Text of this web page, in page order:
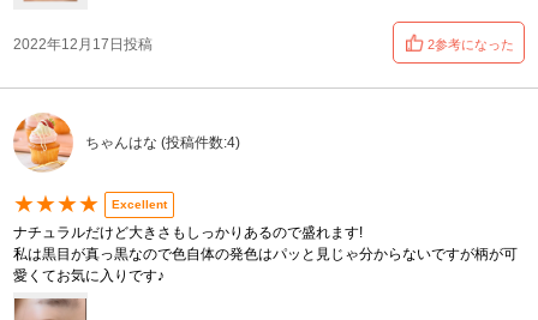
2022年12月17日投稿 2参考になった
ちゃんはな (投稿件数:4)
★★★★ Excellent
ナチュラルだけど大きさもしっかりあるので盛れます!
私は黒目が真っ黒なので色自体の発色はパッと見じゃ分からないですが柄が可
愛くてお気に入りです♪